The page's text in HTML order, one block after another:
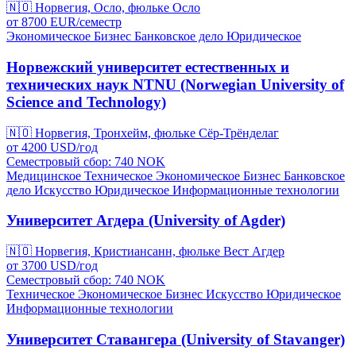
🇳🇴 Норвегия, Осло, фюльке Осло
от 8700 EUR/семестр
Экономическое Бизнес Банковское дело Юридическое
Норвежский университет естественных и
технических наук NTNU (Norwegian University of
Science and Technology)
🇳🇴 Норвегия, Тронхейм, фюльке Сёр-Трёнделаг
от 4200 USD/год
Семестровый сбор: 740 NOK
Медицинское Техническое Экономическое Бизнес Банковское
дело Искусство Юридическое Информационные технологии
Университет Агдера (University of Agder)
🇳🇴 Норвегия, Кристиансанн, фюльке Вест Агдер
от 3700 USD/год
Семестровый сбор: 740 NOK
Техническое Экономическое Бизнес Искусство Юридическое
Информационные технологии
Университет Ставангера (University of Stavanger)